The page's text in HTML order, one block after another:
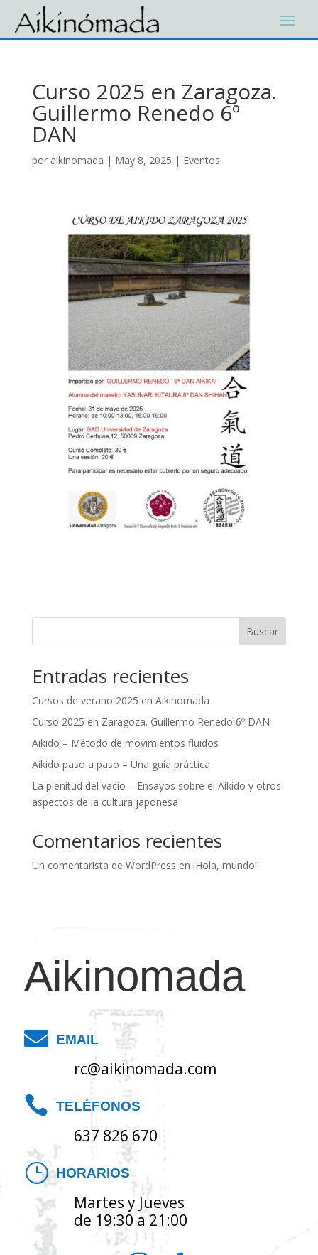
Curso 2025 en Zaragoza.
Guillermo Renedo 6º
DAN
por aikinomada | May 8, 2025 | Eventos
Buscar
Entradas recientes
Cursos de verano 2025 en Aikinomada
Curso 2025 en Zaragoza. Guillermo Renedo 6º DAN
Aikido – Método de movimientos fluidos
Aikido paso a paso – Una guía práctica
La plenitud del vacío – Ensayos sobre el Aikido y otros
aspectos de la cultura japonesa
Comentarios recientes
Un comentarista de WordPress en ¡Hola, mundo!
Aikinomada
 EMAIL
rc@aikinomada.com
 TELÉFONOS
637 826 670
} HORARIOS
Martes y Jueves
de 19:30 a 21:00